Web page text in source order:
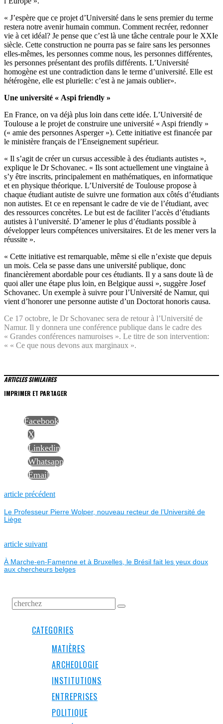
« J’espère que ce projet d’Université dans le sens premier du terme
restera notre avenir humain commun. Comment recréer, redonner
vie à cet idéal? Je pense que c’est là une tâche centrale pour le XXIe
siècle. Cette construction ne pourra pas se faire sans les personnes
elles-mêmes, les personnes comme nous, les personnes différentes,
les personnes présentant des profils différents. L’Université
homogène est une contradiction dans le terme d’université. Elle est
hétérogène, elle est plurielle: c’est à ne jamais oublier».
Une université « Aspi friendly »
En France, on va déjà plus loin dans cette idée. L’Université de
Toulouse a le projet de construire une université « Aspi friendly »
(« amie des personnes Asperger »). Cette initiative est financée par
le ministère français de l’Enseignement supérieur.
« Il s’agit de créer un cursus accessible à des étudiants autistes »,
explique le Dr Schovanec. « Ils sont actuellement une vingtaine à
s’y être inscrits, principalement en mathématiques, en informatique
et en physique théorique. L’Université de Toulouse propose à
chaque étudiant autiste de suivre une formation aux côtés d’étudiants
non autistes. Et ce en repensant le cadre de vie de l’étudiant, avec
des ressources concrètes. Le but est de faciliter l’accès d’étudiants
autistes à l’université. D’amener le plus d’étudiants possible à
développer leurs compétences universitaires. Et de les mener vers la
réussite ».
« Cette initiative est remarquable, même si elle n’existe que depuis
un mois. Cela se passe dans une université publique, donc
financièrement abordable pour ces étudiants. Il y a sans doute là de
quoi aller une étape plus loin, en Belgique aussi », suggère Josef
Schovanec. Un exemple à suivre pour l’Université de Namur, qui
vient d’honorer une personne autiste d’un Doctorat honoris causa.
Ce 17 octobre, le Dr Schovanec sera de retour à l’Université de
Namur. Il y donnera une conférence publique dans le cadre des
« Grandes conférences namuroises ». Le titre de son intervention:
« « Ce que nous devons aux marginaux ».
ARTICLES SIMILAIRES
IMPRIMER ET PARTAGER
Facebook
X
Linkedin
Whatsapp
Email
NAVIGATION
DE
L’ARTICLE
article précédentPrevious
Le Professeur Pierre Wolper, nouveau recteur de l’Université de
Liège
article suivantNext
À Marche-en-Famenne et à Bruxelles, le Brésil fait les yeux doux
aux chercheurs belges
CATEGORIES
MATIÈRES
ARCHEOLOGIE
INSTITUTIONS
ENTREPRISES
POLITIQUE